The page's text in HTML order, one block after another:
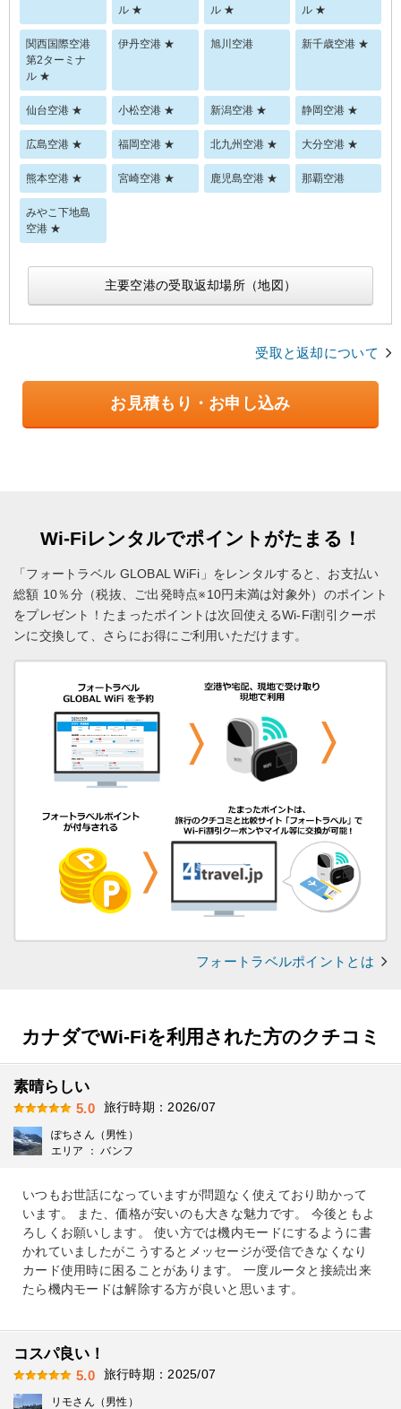
ル ★
ル ★
ル ★
関西国際空港
第2ターミナ
ル ★
伊丹空港 ★ 旭川空港 新千歳空港 ★
仙台空港 ★ 小松空港 ★ 新潟空港 ★ 静岡空港 ★
広島空港 ★ 福岡空港 ★ 北九州空港 ★ 大分空港 ★
熊本空港 ★ 宮崎空港 ★ 鹿児島空港 ★ 那覇空港
みやこ下地島
空港 ★
主要空港の受取返却場所（地図）
受取と返却について
お見積もり・お申し込み
Wi-Fiレンタルでポイントがたまる！
「フォートラベル GLOBAL WiFi」をレンタルすると、お支払い
総額 10％分（税抜、ご出発時点※10円未満は対象外）のポイント
をプレゼント！ たまったポイントは次回使えるWi-Fi割引クーポ
ンに交換して、さらにお得にご利用いただけます。
フォートラベルポイントとは
カナダでWi-Fiを利用された方のクチコミ
素晴らしい
5.0 旅行時期：2026/07
ぽちさん（男性）
エリア ： バンフ
いつもお世話になっていますが問題なく使えており助かって
います。 また、価格が安いのも大きな魅力です。 今後ともよ
ろしくお願いします。 使い方では機内モードにするように書
かれていましたがこうするとメッセージが受信できなくなり
カード使用時に困ることがあります。 一度ルータと接続出来
たら機内モードは解除する方が良いと思います。
コスパ良い！
5.0 旅行時期：2025/07
リモさん（男性）